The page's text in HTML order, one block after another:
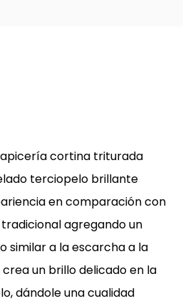
cortina triturada
terciopelo brillante
en comparación con
agregando un
similar a la escarcha a la
un brillo delicado en la
dándole una cualidad